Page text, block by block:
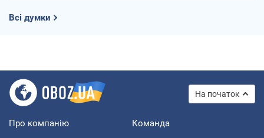
Всі думки
На початок
Про компанію Команда